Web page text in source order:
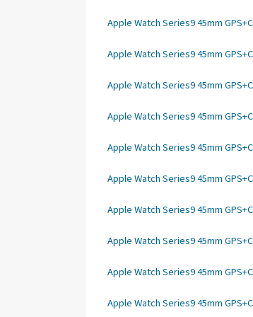
Apple Watch Series9 45mm
Apple Watch Series9 45mm
Apple Watch Series9 45mm
Apple Watch Series9 45mm
Apple Watch Series9 45mm
Apple Watch Series9 45mm
Apple Watch Series9 45mm
Apple Watch Series9 45mm
Apple Watch Series9 45mm
Apple Watch Series9 45mm